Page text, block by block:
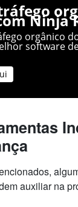
Ninja
orgânico
software de
auxiliar na